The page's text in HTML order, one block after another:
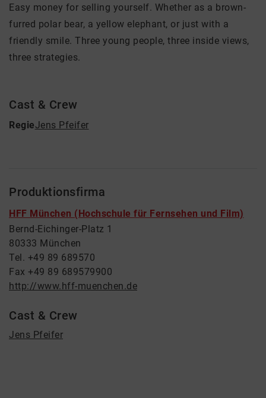
Easy money for selling yourself. Whether as a brown-
furred polar bear, a yellow elephant, or just with a
friendly smile. Three young people, three inside views,
three strategies.
Cast & Crew
RegieJens Pfeifer
Produktionsfirma
HFF München (Hochschule für Fernsehen und Film)
Bernd-Eichinger-Platz 1
80333 München
Tel. +49 89 689570
Fax +49 89 689579900
http://www.hff-muenchen.de
Cast & Crew
Jens Pfeifer